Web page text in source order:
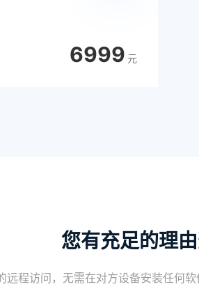
6999 元
您有充足的理
远程访问，无需在对方设备安装任何